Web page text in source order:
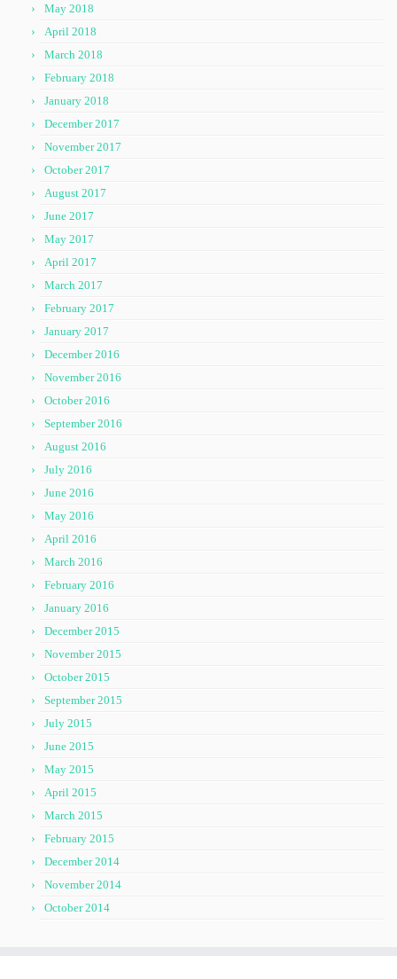
May 2018
April 2018
March 2018
February 2018
January 2018
December 2017
November 2017
October 2017
August 2017
June 2017
May 2017
April 2017
March 2017
February 2017
January 2017
December 2016
November 2016
October 2016
September 2016
August 2016
July 2016
June 2016
May 2016
April 2016
March 2016
February 2016
January 2016
December 2015
November 2015
October 2015
September 2015
July 2015
June 2015
May 2015
April 2015
March 2015
February 2015
December 2014
November 2014
October 2014